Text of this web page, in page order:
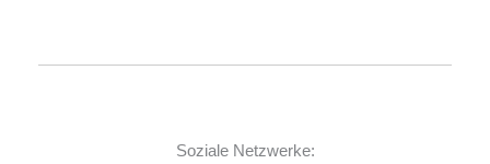
Soziale Netzwerke: